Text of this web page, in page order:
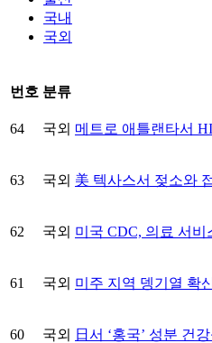
국내
국외
번호 분류
64 국외 메트로 애틀랜타서
63 국외 美 텍사스서 젖소와
62 국외 미국 CDC, 의료 서비
61 국외 미주 지역 뎅기열 확
60 국외 日서 ‘홍국’ 성분 건